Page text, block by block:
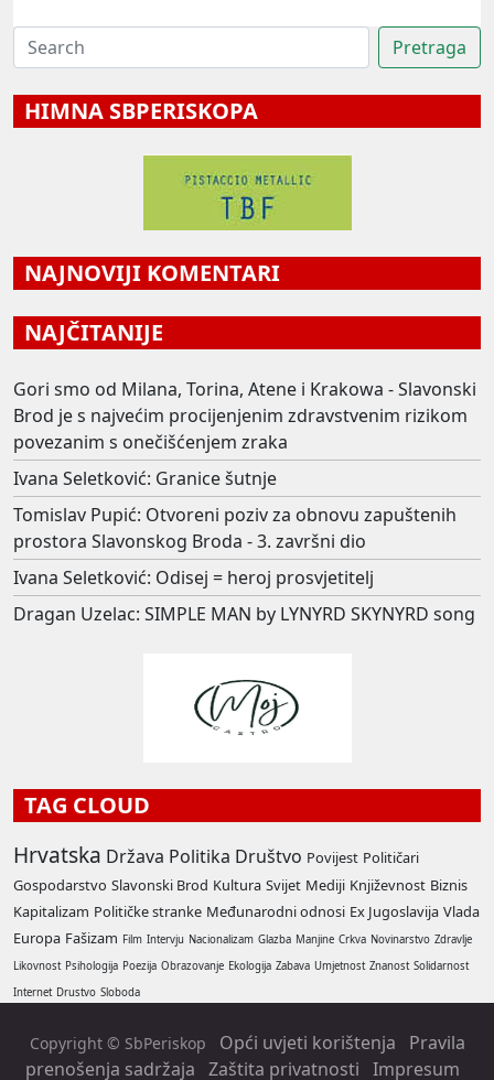
HIMNA SBPERISKOPA
NAJNOVIJI KOMENTARI
NAJČITANIJE
Gori smo od Milana, Torina, Atene i Krakowa - Slavonski
Brod je s najvećim procijenjenim zdravstvenim rizikom
povezanim s onečišćenjem zraka
Ivana Seletković: Granice šutnje
Tomislav Pupić: Otvoreni poziv za obnovu zapuštenih
prostora Slavonskog Broda - 3. završni dio
Ivana Seletković: Odisej = heroj prosvjetitelj
Dragan Uzelac: SIMPLE MAN by LYNYRD SKYNYRD song
TAG CLOUD
Hrvatska Država Politika Društvo Povijest Političari
Gospodarstvo Slavonski Brod Kultura Svijet Mediji Književnost Biznis
Kapitalizam Političke stranke Međunarodni odnosi Ex Jugoslavija Vlada
Europa Fašizam Film Intervju Nacionalizam Glazba Manjine Crkva Novinarstvo Zdravlje
Likovnost Psihologija Poezija Obrazovanje Ekologija Zabava Umjetnost Znanost Solidarnost
Internet Drustvo Sloboda
Copyright © SbPeriskop Opći uvjeti korištenja
Pravila
prenošenja sadržaja Zaštita privatnosti Impresum